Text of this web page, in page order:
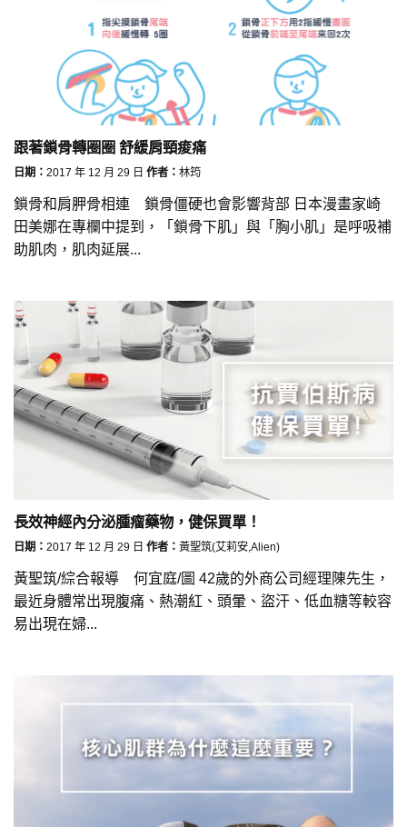
跟著鎖骨轉圈圈 舒緩肩頸痠痛
日期： 2017 年 12 月 29 日 作者： 林筠
鎖骨和肩胛骨相連 鎖骨僵硬也會影響背部 日本漫畫家崎
田美娜在專欄中提到，「鎖骨下肌」與「胸小肌」是呼吸補
助肌肉，肌肉延展...
長效神經內分泌腫瘤藥物，健保買單！
日期： 2017 年 12 月 29 日 作者： 黃聖筑(艾莉安,Alien)
黃聖筑/綜合報導 何宜庭/圖 42歲的外商公司經理陳先生，
最近身體常出現腹痛、熱潮紅、頭暈、盜汗、低血糖等較容
易出現在婦...